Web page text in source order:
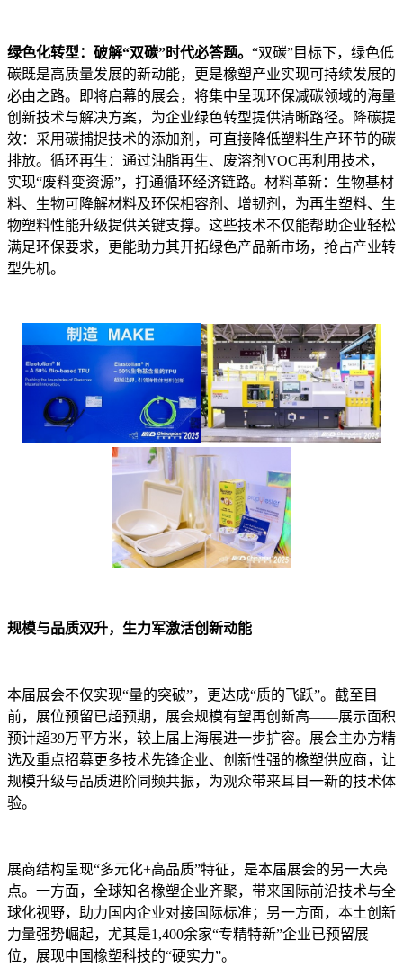
绿色化转型：破解“双碳”时代必答题。 “双碳”目标下，绿色低
碳既是高质量发展的新动能，更是橡塑产业实现可持续发展的
必由之路。即将启幕的展会，将集中呈现环保减碳领域的海量
创新技术与解决方案，为企业绿色转型提供清晰路径。降碳提
效：采用碳捕捉技术的添加剂，可直接降低塑料生产环节的碳
排放。循环再生：通过油脂再生、废溶剂VOC再利用技术，
实现“废料变资源”，打通循环经济链路。材料革新：生物基材
料、生物可降解材料及环保相容剂、增韧剂，为再生塑料、生
物塑料性能升级提供关键支撑。这些技术不仅能帮助企业轻松
满足环保要求，更能助力其开拓绿色产品新市场，抢占产业转
型先机。
规模与品质双升，生力军激活创新动能
本届展会不仅实现“量的突破”，更达成“质的飞跃”。截至目
前，展位预留已超预期，展会规模有望再创新高——展示面积
预计超39万平方米，较上届上海展进一步扩容。展会主办方精
选及重点招募更多技术先锋企业、创新性强的橡塑供应商，让
规模升级与品质进阶同频共振，为观众带来耳目一新的技术体
验。
展商结构呈现“多元化+高品质”特征，是本届展会的另一大亮
点。一方面，全球知名橡塑企业齐聚，带来国际前沿技术与全
球化视野，助力国内企业对接国际标准；另一方面，本土创新
力量强势崛起，尤其是1,400余家“专精特新”企业已预留展
位，展现中国橡塑科技的“硬实力”。